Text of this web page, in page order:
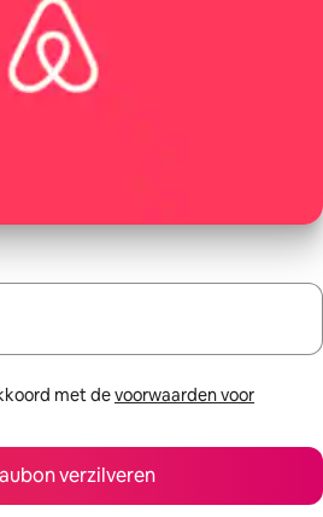
met devoorwaarden voor
verzilveren